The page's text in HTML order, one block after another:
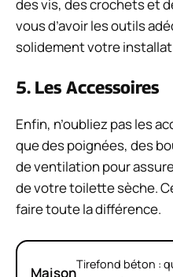
des vis, des crochets et
vous d’avoir les outils
solidement votre
5. Les Accessoires
Enfin, n’oubliez pas les
que des poignées, des
de ventilation pour
de votre toilette sèche.
faire toute la différence.
MaisonTirefond béton :